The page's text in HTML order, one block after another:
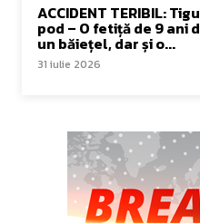
ACCIDENT TERIBIL:
pod – O fetiță de 9 ani
un băiețel, dar și o...
31 iulie 2026